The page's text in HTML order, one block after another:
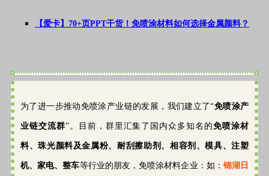
【爱卡】70+页PPT干货！免喷涂材料如何选择金属颜料？
为了进一步推动免喷涂产业链的发展，我们建立了“免喷涂产
业链交流群”。目前，群里汇集了国内众多知名的免喷涂材
料、珠光颜料及金属粉、耐刮擦助剂、相容剂、模具、注塑
机、家电、整车等行业的朋友，免喷涂材料企业：如： 锦湖日